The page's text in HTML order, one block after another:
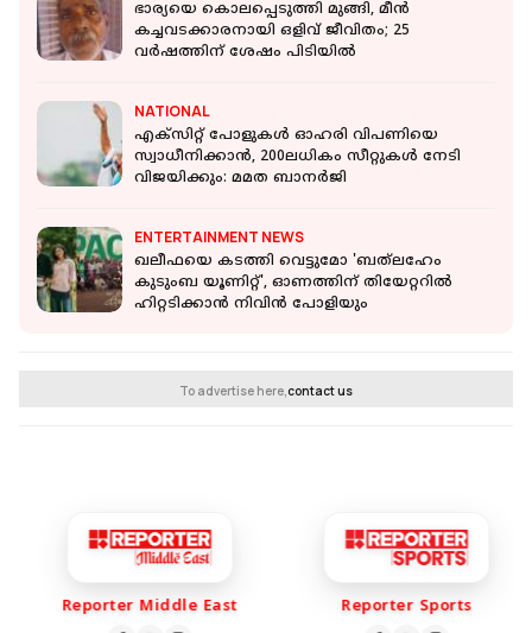
ഭാര്യയെ കൊലപ്പെടുത്തി മുങ്ങി, മീന്‍
കച്ചവടക്കാരനായി ഒളിവ് ജീവിതം; 25
വര്‍ഷത്തിന് ശേഷം പിടിയില്‍
NATIONAL
എക്‌സിറ്റ് പോളുകൾ ഓഹരി വിപണിയെ
സ്വാധീനിക്കാൻ, 200ലധികം സീറ്റുകൾ നേടി
വിജയിക്കും: മമത ബാനർജി
ENTERTAINMENT NEWS
ഖലീഫയെ കടത്തി വെട്ടുമോ 'ബത്‌ലഹേം
കുടുംബ യൂണിറ്റ്', ഓണത്തിന് തിയേറ്ററിൽ
ഹിറ്റടിക്കാൻ നിവിൻ പോളിയും
To advertise here,contact us
Reporter Middle East Reporter Sports